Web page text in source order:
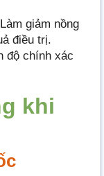
giảm nồng
điều trị.
độ chính xác
khi